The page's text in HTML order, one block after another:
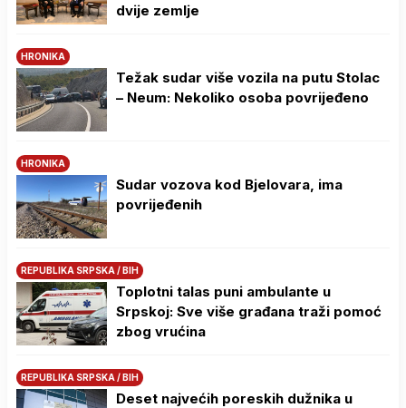
dvije zemlje
HRONIKA
Težak sudar više vozila na putu Stolac
– Neum: Nekoliko osoba povrijeđeno
HRONIKA
Sudar vozova kod Bjelovara, ima
povrijeđenih
REPUBLIKA SRPSKA / BIH
Toplotni talas puni ambulante u
Srpskoj: Sve više građana traži pomoć
zbog vrućina
REPUBLIKA SRPSKA / BIH
Deset najvećih poreskih dužnika u